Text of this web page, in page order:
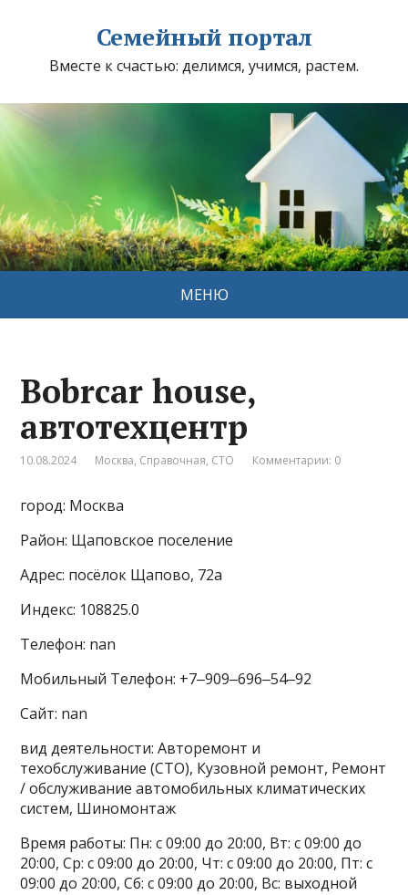
Семейный портал
Вместе к счастью: делимся, учимся, растем.
МЕНЮ
Bobrcar house,
автотехцентр
10.08.2024 Москва, Справочная, СТО Комментарии: 0
город: Москва
Район: Щаповское поселение
Адрес: посёлок Щапово, 72а
Индекс: 108825.0
Телефон: nan
Мобильный Телефон: +7‒909‒696‒54‒92
Сайт: nan
вид деятельности: Авторемонт и
техобслуживание (СТО), Кузовной ремонт, Ремонт
/ обслуживание автомобильных климатических
систем, Шиномонтаж
Время работы: Пн: с 09:00 до 20:00, Вт: с 09:00 до
20:00, Ср: с 09:00 до 20:00, Чт: с 09:00 до 20:00, Пт: с
09:00 до 20:00, Сб: с 09:00 до 20:00, Вс: выходной